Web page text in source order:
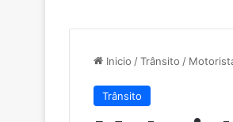
Inicio /Trânsito /
Trânsito